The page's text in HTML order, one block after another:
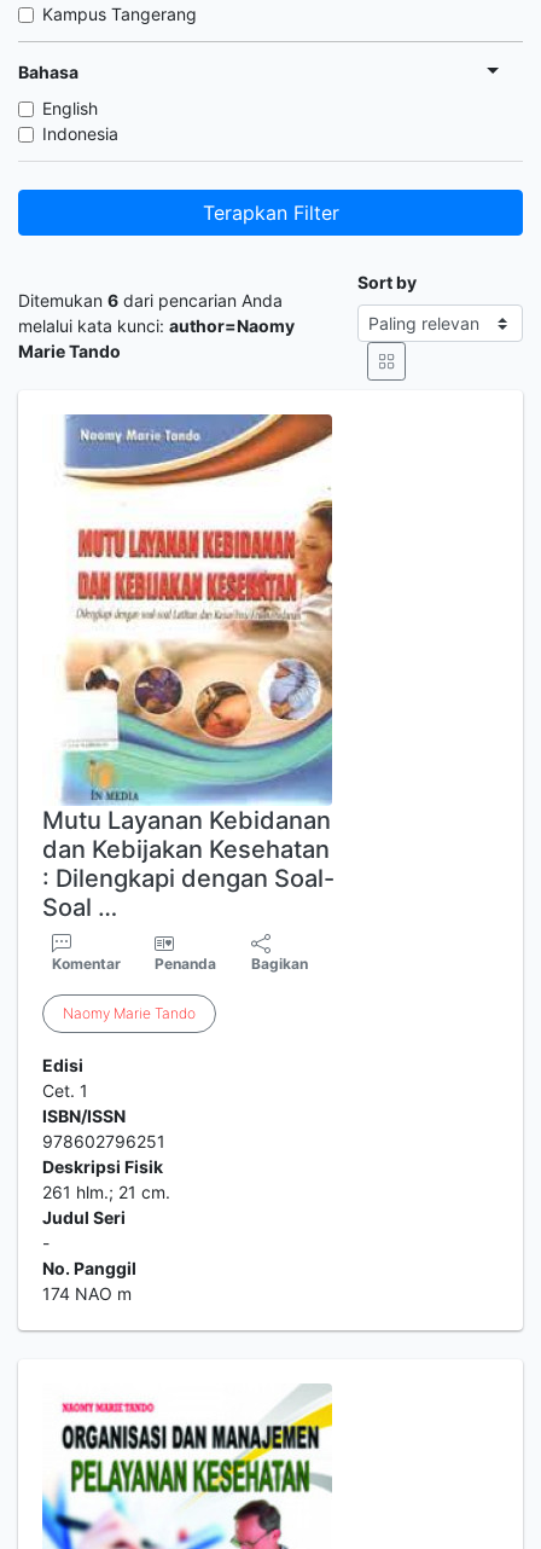
Kampus Tangerang
Bahasa
English
Indonesia
Terapkan Filter
Ditemukan 6 dari pencarian Anda
melalui kata kunci: author=Naomy
Marie Tando
Sort by
Mutu Layanan Kebidanan
dan Kebijakan Kesehatan
: Dilengkapi dengan Soal-
Soal …
Komentar Penanda Bagikan
Naomy Marie Tando
Edisi
Cet. 1
ISBN/ISSN
978602796251
Deskripsi Fisik
261 hlm.; 21 cm.
Judul Seri
-
No. Panggil
174 NAO m